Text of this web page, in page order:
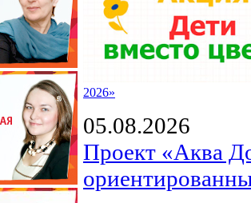
2026»
05.08.2026
Проект «Аква